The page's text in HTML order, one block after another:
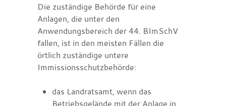
Die zuständige Behörde für eine
Anlagen, die unter den
Anwendungsbereich der 44. BImSchV
fallen, ist in den meisten Fällen die
örtlich zuständige untere
Immissionsschutzbehörde:
das Landratsamt, wenn das
Betriebsgelände mit der Anlage in